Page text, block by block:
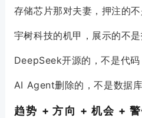
存储芯片那对夫妻，押注的
宇树科技的机甲，展示的不
DeepSeek开源的，不是代码
AI Agent删除的，不是数据
趋势 + 方向 + 机会 +